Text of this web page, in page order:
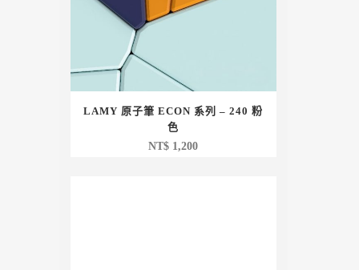
LAMY 原子筆 ECON 系列 – 240 粉
色
NT$ 1,200